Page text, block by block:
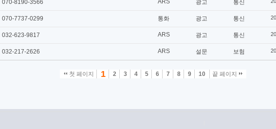
070-8190-3566 ARS 광고 통신
070-7737-0299 통화 광고 통신
032-623-9817 ARS 광고 통신
032-217-2626 ARS 설문 보험
첫 페이지 1 2 3 4 5 6 7 8 9 10 끝 페이지